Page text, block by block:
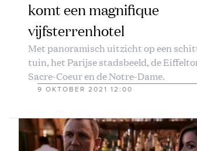
komt een magnifique
vijfsterrenhotel
Met panoramisch uitzicht op een
tuin, het Parijse stadsbeeld, de
Sacre-Coeur en de Notre-Dame.
9 OKTOBER 2021 12:00